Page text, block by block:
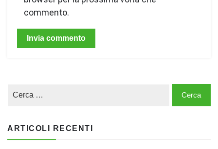
commento.
ARTICOLI RECENTI